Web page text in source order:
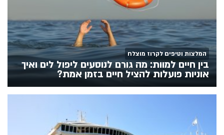
המלצות וטיפים לקרוז מוצלח
בין חיים למוות: מה גורם לנוסעים ליפול לים ואיך
אוניות פועלות להציל חיים בזמן אמת?